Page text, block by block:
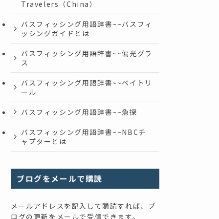
Travelers（China）
バスフィッシング用語辞書~~バスフィ
ッシングガイドとは
バスフィッシング用語辞書~~偏光グラ
ス
バスフィッシング用語辞書~~ベイトリ
ール
バスフィッシング用語辞書~~魚探
バスフィッシング用語辞書~~NBCチ
ャプターとは
ブログをメールで購読
メールアドレスを記入して購読すれば、ブ
ログの更新をメールで受信できます。